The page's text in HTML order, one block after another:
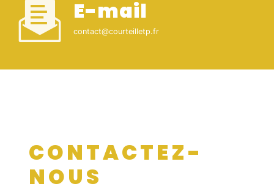
E-mail
contact@courteilletp.fr
CONTACTEZ-
NOUS